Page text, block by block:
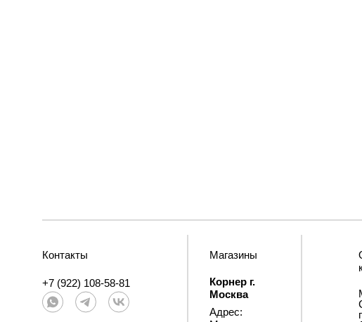
Контакты
+7 (922) 108-58-81
Магазины
Корнер г.
Москва
Адрес: